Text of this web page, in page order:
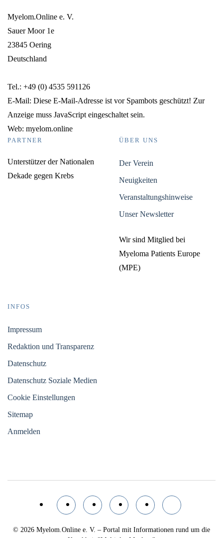
Myelom.Online e. V.
Sauer Moor 1e
23845 Oering
Deutschland
Tel.: +49 (0) 4535 591126
E-Mail: Diese E-Mail-Adresse ist vor Spambots geschützt! Zur
Anzeige muss JavaScript eingeschaltet sein.
Web: myelom.online
PARTNER
Unterstützer der Nationalen
Dekade gegen Krebs
ÜBER UNS
Der Verein
Neuigkeiten
Veranstaltungshinweise
Unser Newsletter
Wir sind Mitglied bei
Myeloma Patients Europe
(MPE)
INFOS
Impressum
Redaktion und Transparenz
Datenschutz
Datenschutz Soziale Medien
Cookie Einstellungen
Sitemap
Anmelden
© 2026 Myelom.Online e. V. – Portal mit Informationen rund um die